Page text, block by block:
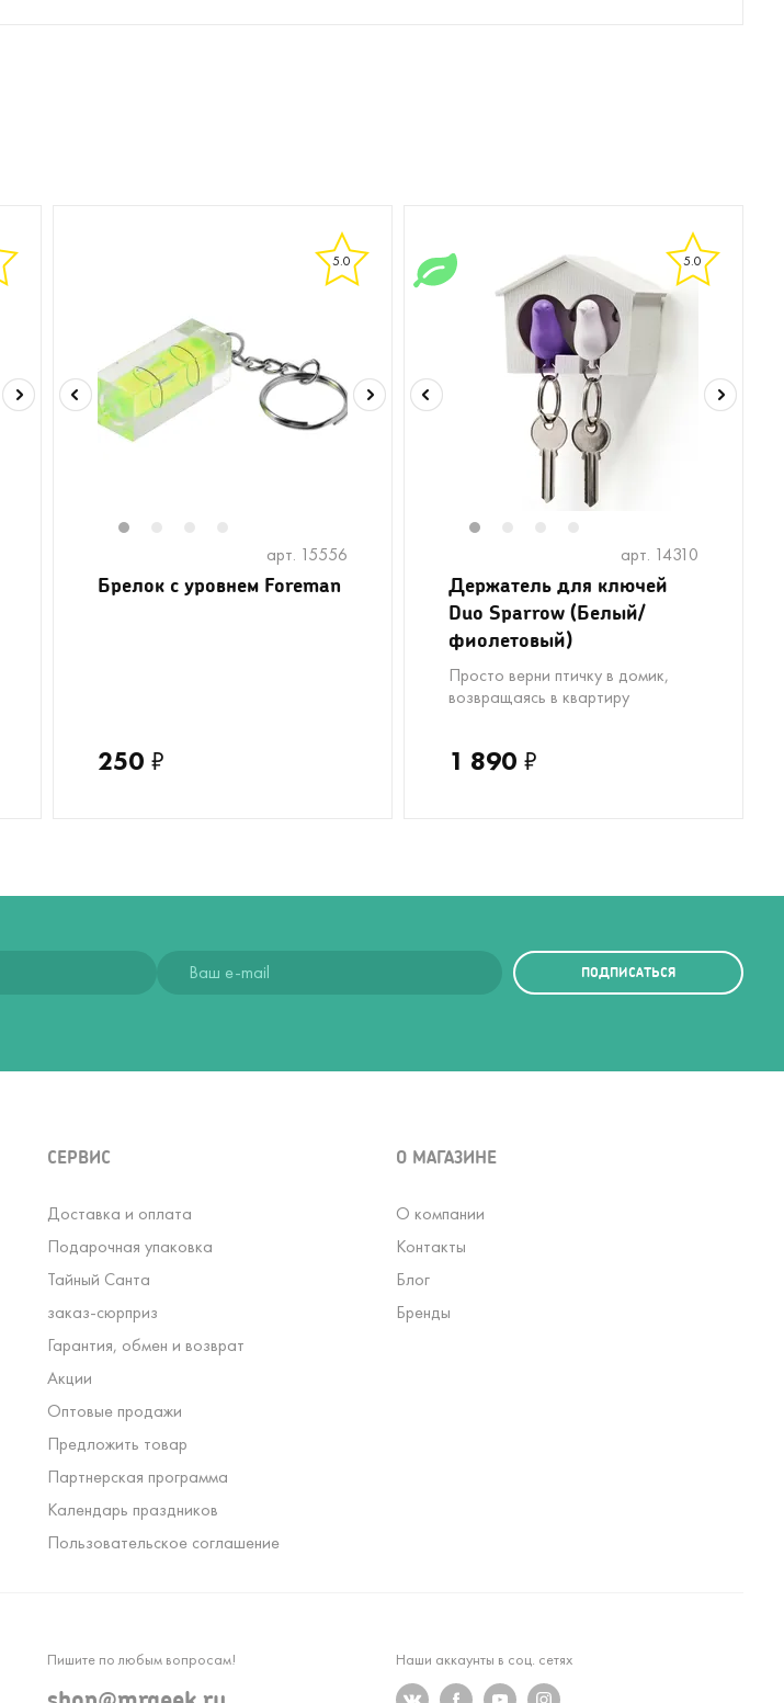
5.0
арт. 15556
Брелок c уровнем Foreman
250 ₽
5.0
арт. 14310
Держатель для ключей
Duo Sparrow (Белый/
фиолетовый)
Просто верни птичку в домик,
возвращаясь в квартиру
1 890 ₽
ПОДПИСАТЬСЯ
СЕРВИС
Доставка и оплата
Подарочная упаковка
Тайный Санта
заказ-сюрприз
Гарантия, обмен и возврат
Акции
Оптовые продажи
Предложить товар
Партнерская программа
Календарь праздников
Пользовательское соглашение
О МАГАЗИНЕ
О компании
Контакты
Блог
Бренды
Пишите по любым вопросам! Наши аккаунты в соц. сетях